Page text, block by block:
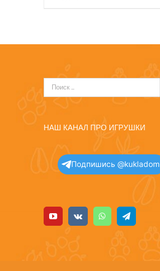
Результат
поиска:
НАШ КАНАЛ ПРО ИГРУШКИ
Подпишись @kukladom